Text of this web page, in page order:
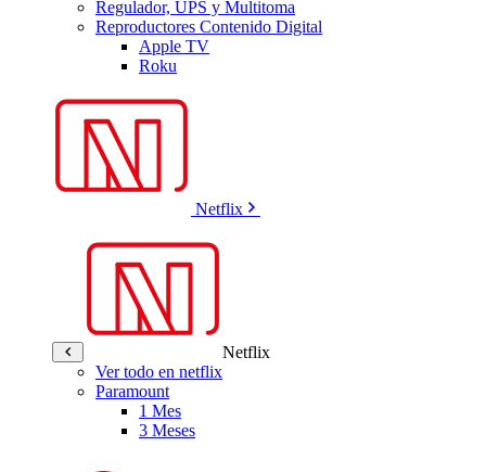
Regulador, UPS y Multitoma
Reproductores Contenido Digital
Apple TV
Roku
Netflix
Netflix
Ver todo en netflix
Paramount
1 Mes
3 Meses